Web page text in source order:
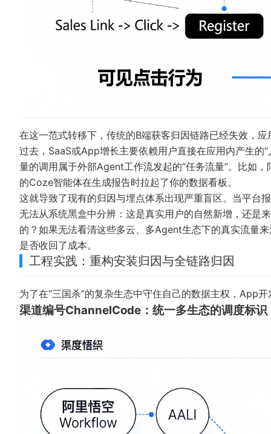
在这一范式转移下，传统的B端获客归因链路已经失效，
过去，SaaS或App增长主要依赖用户直接在应用内产生
量的调用属于外部Agent工作流发起的“任务流量”。比如
的Coze智能体在生成报告时拉起了你的数据看板。
这就导致了现有的归因与埋点体系出现严重盲区。当平台
无法从系统黑盒中分辨：这是真实用户的自然新增，还是
的？如果无法看清这些多云、多Agent生态下的真实流量
是否收回了成本。
工程实践：重构安装归因与全链路归因
为了在“三国杀”的复杂生态中守住自己的数据主权，App
渠道编号ChannelCode：统一多生态的调度标识